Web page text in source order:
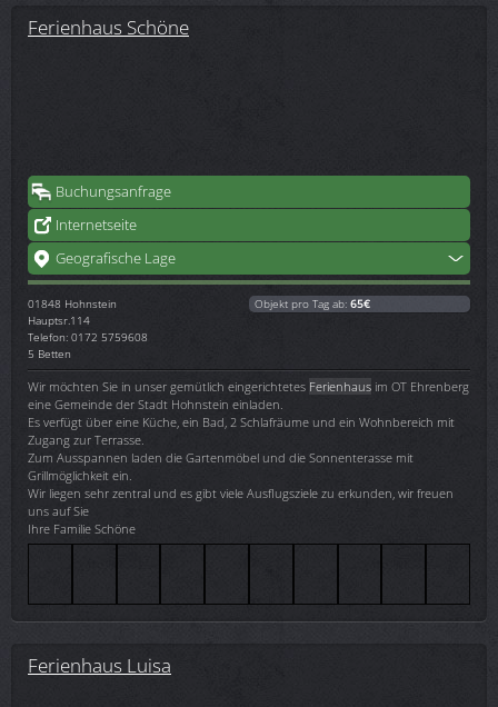
Ferienhaus Schöne
Buchungsanfrage
Internetseite
Geografische Lage
01848 Hohnstein
Hauptsr.114
Telefon: 0172 5759608
5 Betten
Objekt pro Tag ab: 65€
Wir möchten Sie in unser gemütlich eingerichtetes Ferienhaus im OT Ehrenberg
eine Gemeinde der Stadt Hohnstein einladen.
Es verfügt über eine Küche, ein Bad, 2 Schlafräume und ein Wohnbereich mit
Zugang zur Terrasse.
Zum Ausspannen laden die Gartenmöbel und die Sonnenterasse mit
Grillmöglichkeit ein.
Wir liegen sehr zentral und es gibt viele Ausflugsziele zu erkunden, wir freuen
uns auf Sie
Ihre Familie Schöne
Ferienhaus Luisa